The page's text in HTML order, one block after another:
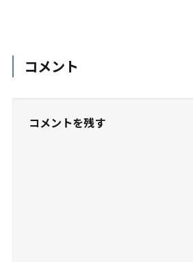
コメント
コメントを残す